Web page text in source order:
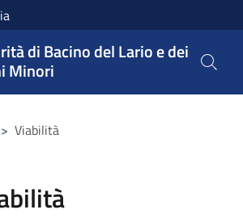
di Bacino del Lario e dei
Minori
> Viabilità